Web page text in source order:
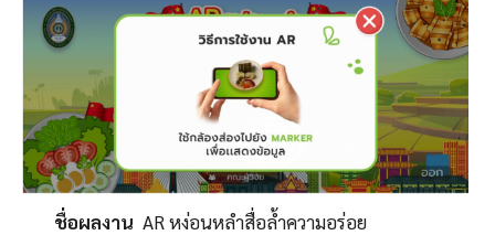
ชื่อผลงานAR หง่อนหลําสื่อล้ำความอร่อย